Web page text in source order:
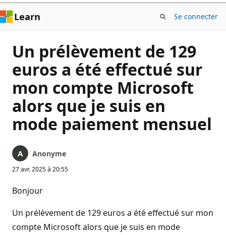
Learn Se connecter
Un prélèvement de 129
euros a été effectué sur
mon compte Microsoft
alors que je suis en
mode paiement mensuel
Anonyme
27 avr. 2025 à 20:55
Bonjour
Un prélèvement de 129 euros a été effectué sur mon
compte Microsoft alors que je suis en mode